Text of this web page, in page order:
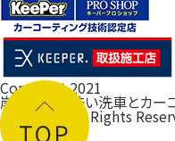
Copyright 2021
岸和田の手洗い洗車とカー
ルフレ大阪 All Rights